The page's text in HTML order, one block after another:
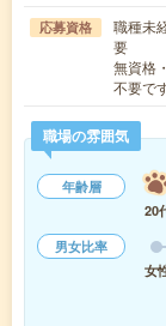
応募資格
職種未
要
無資格
不要で
職場の雰囲気
年齢層
20
男女比率
女